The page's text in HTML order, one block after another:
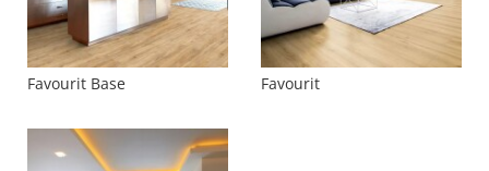
Favourit Base Favourit